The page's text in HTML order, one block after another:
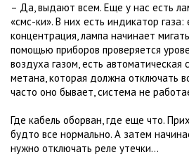
– Да, выдают всем. Еще у нас есть
«смс-ки». В них есть индикатор
концентрация, лампа начинает
помощью приборов проверяется
воздуха газом, есть автоматическая
метана, которая должна отключать
часто оно бывает, система не
Где кабель оборван, где еще что.
будто все нормально. А затем
нужно отключать реле утечки...